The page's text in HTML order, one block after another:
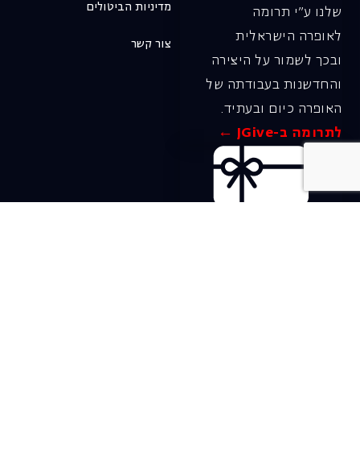
שלנו ע"י תרומה
לאופרה הישראלית
ובכך לשמור על היצירה
והחדשנות בעבודתה של
האופרה כיום ובעתיד.
לתרומה ב-JGive ←
מדיניות הביטולים
צור קשר